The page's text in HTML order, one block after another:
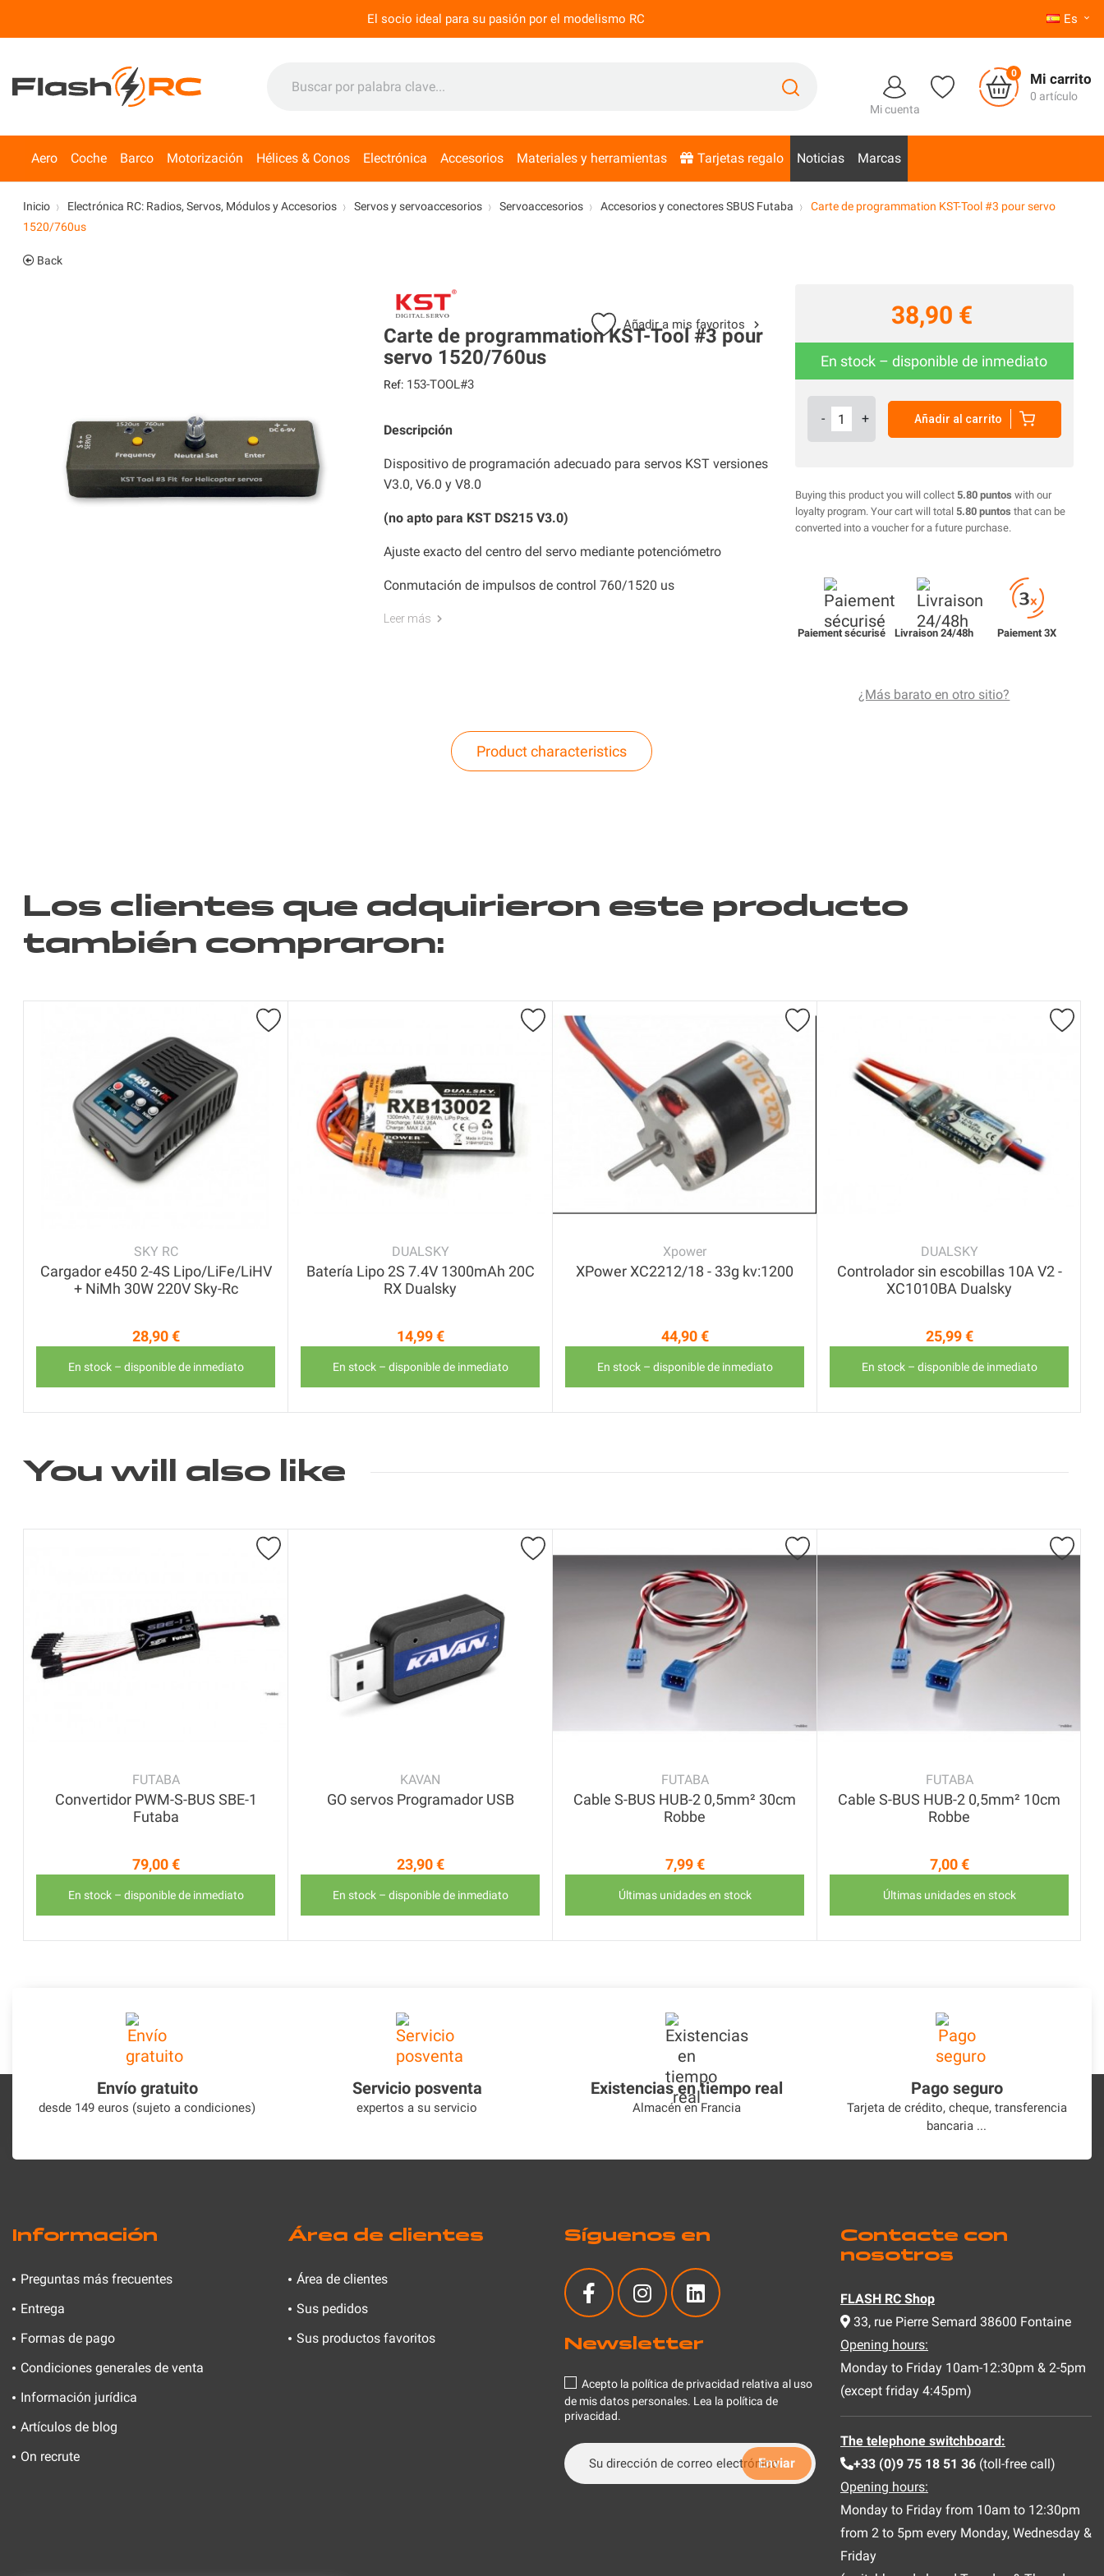
El socio ideal para su pasión por el modelismo RC Es 
Mi cuenta
0 Mi carrito
0 artículo
Aero Coche Barco Motorización Hélices & Conos Electrónica Accesorios Materiales y herramientas Tarjetas regalo Noticias Marcas
Inicio Electrónica RC: Radios, Servos, Módulos y Accesorios Servos y servoaccesorios Servoaccesorios Accesorios y conectores SBUS Futaba
Carte de programmation KST-Tool #3 pour servo
1520/760us
Back
Añadir a mis favoritos
Carte de programmation KST-Tool #3 pour
servo 1520/760us
Ref: 153-TOOL#3
Descripción
Dispositivo de programación adecuado para servos KST versiones
V3.0, V6.0 y V8.0
(no apto para KST DS215 V3.0)
Ajuste exacto del centro del servo mediante potenciómetro
Conmutación de impulsos de control 760/1520 us
Leer más
38,90 €
En stock – disponible de inmediato
- + Añadir al carrito
Buying this product you will collect 5.80 puntos with our
loyalty program. Your cart will total 5.80 puntos that can be
converted into a voucher for a future purchase.
Paiement sécurisé Livraison 24/48h Paiement 3X
¿Más barato en otro sitio?
Product characteristics
Los clientes que adquirieron este producto
también compraron:
SKY RC
Cargador e450 2-4S Lipo/LiFe/LiHV
+ NiMh 30W 220V Sky-Rc
Precio
28,90 €
En stock – disponible de inmediato
DUALSKY
Batería Lipo 2S 7.4V 1300mAh 20C
RX Dualsky
Precio
14,99 €
En stock – disponible de inmediato
Xpower
XPower XC2212/18 - 33g kv:1200
Precio
44,90 €
En stock – disponible de inmediato
DUALSKY
Controlador sin escobillas 10A V2 -
XC1010BA Dualsky
Precio
25,99 €
En stock – disponible de inmediato
You will also like
FUTABA
Convertidor PWM-S-BUS SBE-1
Futaba
Precio
79,00 €
En stock – disponible de inmediato
KAVAN
GO servos Programador USB
Precio
23,90 €
En stock – disponible de inmediato
FUTABA
Cable S-BUS HUB-2 0,5mm² 30cm
Robbe
Precio
7,99 €
Últimas unidades en stock
FUTABA
Cable S-BUS HUB-2 0,5mm² 10cm
Robbe
Precio
7,00 €
Últimas unidades en stock
Envío gratuito
desde 149 euros (sujeto a condiciones)
Servicio posventa
expertos a su servicio
Existencias en tiempo real
Almacén en Francia
Pago seguro
Tarjeta de crédito, cheque, transferencia
bancaria ...
Información
Preguntas más frecuentes
Entrega
Formas de pago
Condiciones generales de venta
Información jurídica
Artículos de blog
On recrute
Área de clientes
Área de clientes
Sus pedidos
Sus productos favoritos
Síguenos en
Newsletter
Acepto la política de privacidad relativa al uso
de mis datos personales. Lea la política de
privacidad.
Contacte con
nosotros
FLASH RC Shop
33, rue Pierre Semard 38600 Fontaine
Opening hours:
Monday to Friday 10am-12:30pm & 2-5pm
(except friday 4:45pm)
The telephone switchboard:
+33 (0)9 75 18 51 36 (toll-free call)
Opening hours:
Monday to Friday from 10am to 12:30pm
from 2 to 5pm every Monday, Wednesday &
Friday